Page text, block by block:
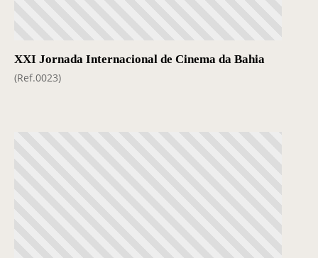
XXI Jornada Internacional de Cinema da Bahia
(Ref.0023)